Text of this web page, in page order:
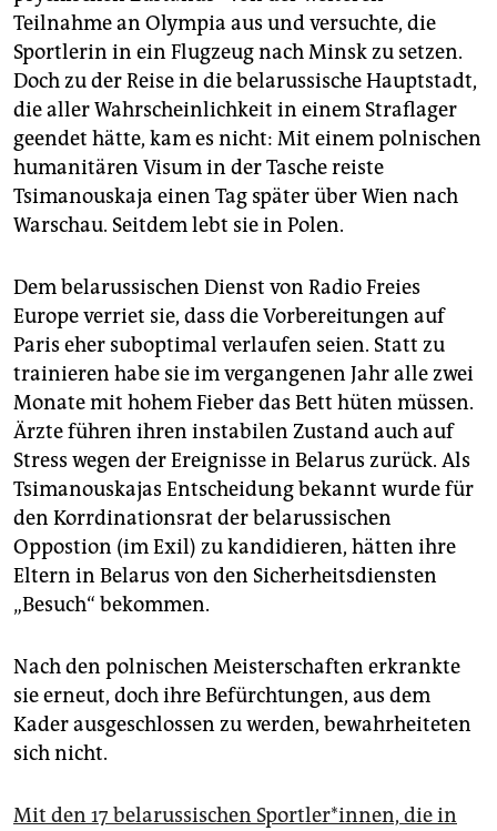
Teilnahme an Olympia aus und versuchte, die
Sportlerin in ein Flugzeug nach Minsk zu setzen.
Doch zu der Reise in die belarussische Hauptstadt,
die aller Wahrscheinlichkeit in einem Straflager
geendet hätte, kam es nicht: Mit einem polnischen
humanitären Visum in der Tasche reiste
Tsimanouskaja einen Tag später über Wien nach
Warschau. Seitdem lebt sie in Polen.
Dem belarussischen Dienst von Radio Freies
Europe verriet sie, dass die Vorbereitungen auf
Paris eher suboptimal verlaufen seien. Statt zu
trainieren habe sie im vergangenen Jahr alle zwei
Monate mit hohem Fieber das Bett hüten müssen.
Ärzte führen ihren instabilen Zustand auch auf
Stress wegen der Ereignisse in Belarus zurück. Als
Tsimanouskajas Entscheidung bekannt wurde für
den Korrdinationsrat der belarussischen
Oppostion (im Exil) zu kandidieren, hätten ihre
Eltern in Belarus von den Sicherheitsdiensten
„Besuch“ bekommen.
Nach den polnischen Meisterschaften erkrankte
sie erneut, doch ihre Befürchtungen, aus dem
Kader ausgeschlossen zu werden, bewahrheiteten
sich nicht.
Mit den 17 belarussischen Sportler*innen, die in